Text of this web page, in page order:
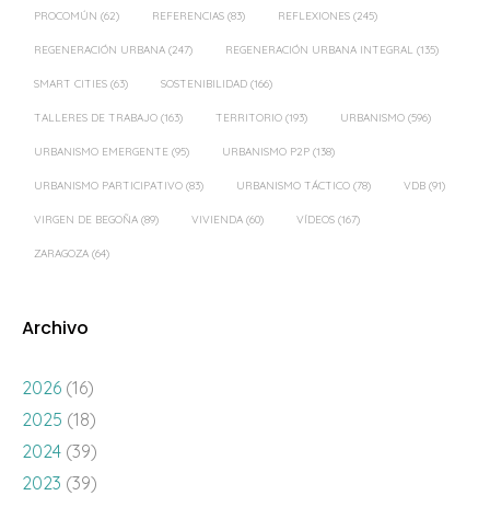
PROCOMÚN (62) REFERENCIAS (83) REFLEXIONES (245)
REGENERACIÓN URBANA (247) REGENERACIÓN URBANA INTEGRAL (135)
SMART CITIES (63) SOSTENIBILIDAD (166)
TALLERES DE TRABAJO (163) TERRITORIO (193) URBANISMO (596)
URBANISMO EMERGENTE (95) URBANISMO P2P (138)
URBANISMO PARTICIPATIVO (83) URBANISMO TÁCTICO (78) VDB (91)
VIRGEN DE BEGOÑA (89) VIVIENDA (60) VÍDEOS (167)
ZARAGOZA (64)
Archivo
2026 (16)
2025 (18)
2024 (39)
2023 (39)